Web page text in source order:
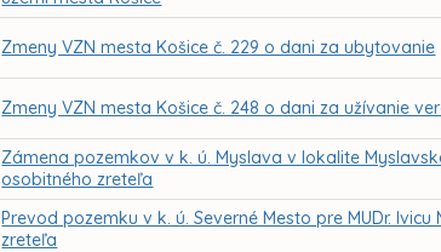
Zmeny VZN mesta Košice č. 229 o dani za ubytovanie
Zmeny VZN mesta Košice č. 248 o dani za užívanie
Zámena pozemkov v k. ú. Myslava v lokalite
osobitného zreteľa
Prevod pozemku v k. ú. Severné Mesto pre MUDr.
zreteľa